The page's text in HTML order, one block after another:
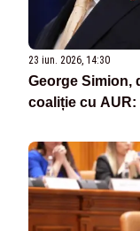
23 iun. 2026, 14:30
George Simion,
coaliție cu AUR: